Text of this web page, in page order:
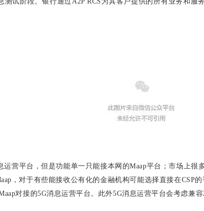
营平台，但是功能单一只能接本网的Maap平台；市场上很
，对于有些能接收公有化的金融机构可能选择直接在CSP
对接的5G消息运营平台。此外5G消息运营平台会考虑兼容